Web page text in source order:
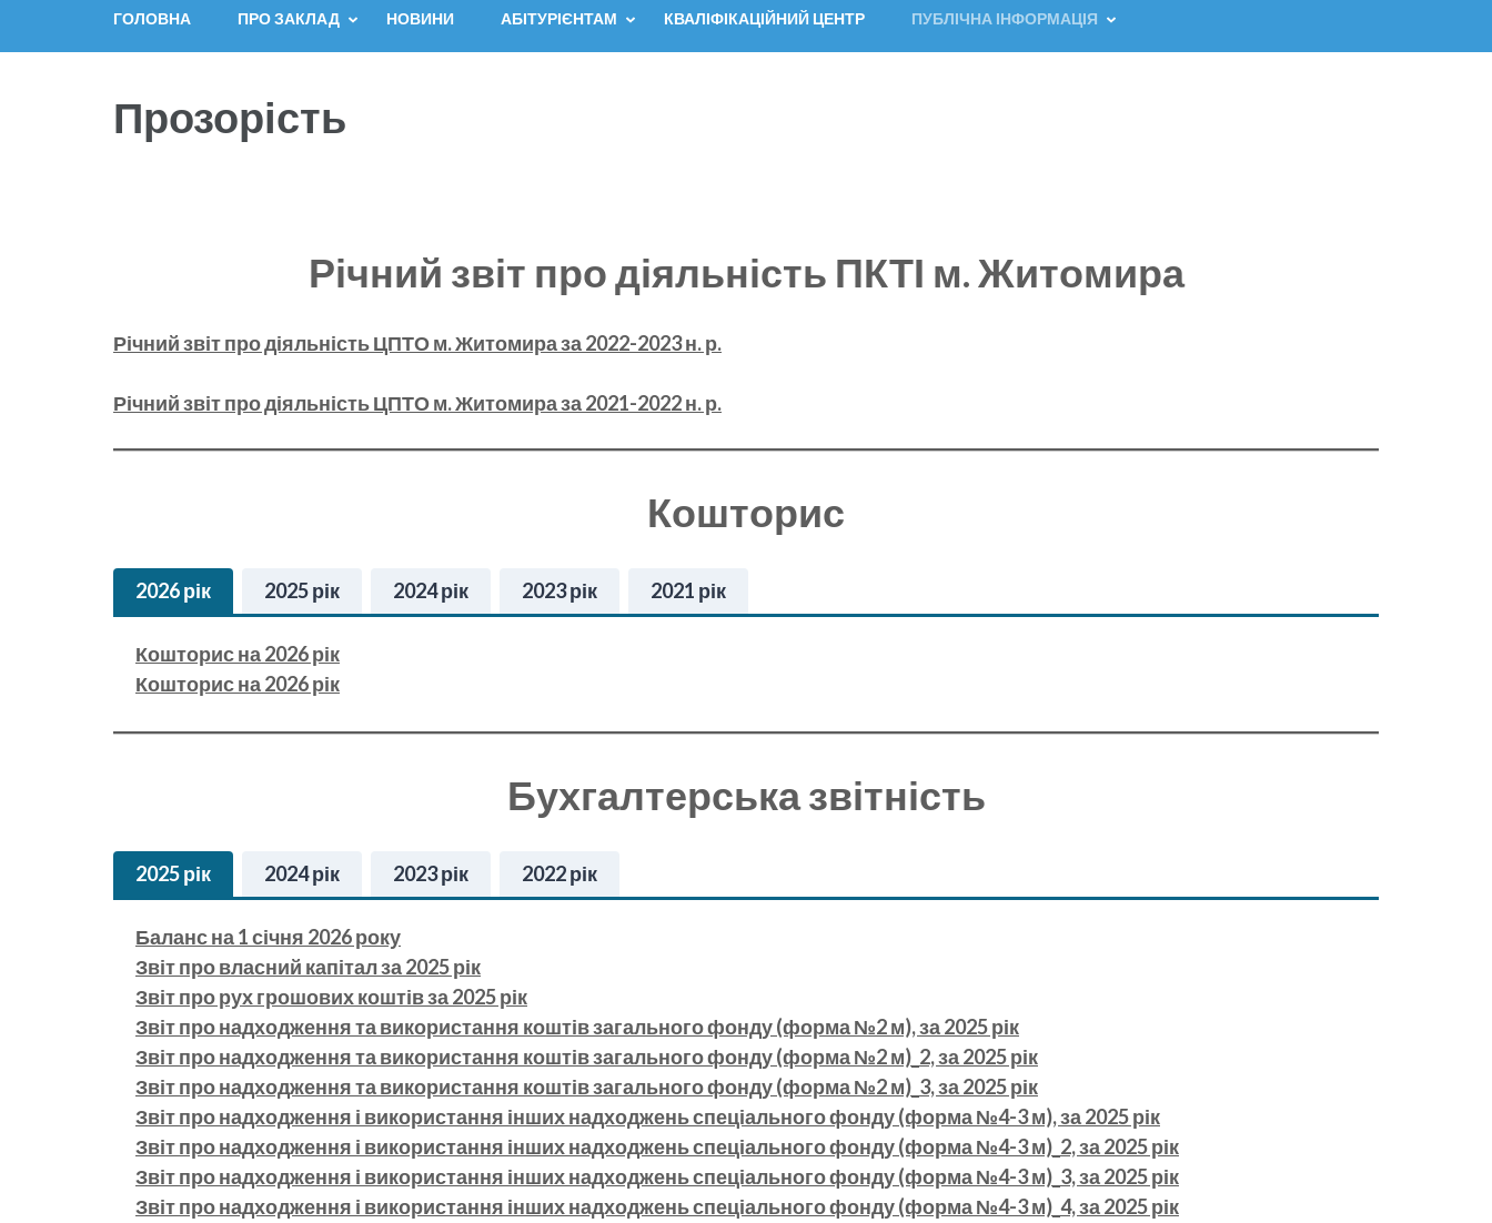
ГОЛОВНА ПРО ЗАКЛАД НОВИНИ АБІТУРІЄНТАМ КВАЛІФІКАЦІЙНИЙ ЦЕНТР ПУБЛІЧНА ІНФОРМАЦІЯ
Прозорість
Річний звіт про діяльність ПКТІ м. Житомира
Річний звіт про діяльність ЦПТО м. Житомира за 2022-2023 н. р.
Річний звіт про діяльність ЦПТО м. Житомира за 2021-2022 н. р.
Кошторис
2026 рік 2025 рік 2024 рік 2023 рік 2021 рік
Кошторис на 2026 рік
Кошторис на 2026 рік
Бухгалтерська звітність
2025 рік 2024 рік 2023 рік 2022 рік
Баланс на 1 січня 2026 року
Звіт про власний капітал за 2025 рік
Звіт про рух грошових коштів за 2025 рік
Звіт про надходження та використання коштів загального фонду (форма №2 м), за 2025 рік
Звіт про надходження та використання коштів загального фонду (форма №2 м)_2, за 2025 рік
Звіт про надходження та використання коштів загального фонду (форма №2 м)_3, за 2025 рік
Звіт про надходження і використання інших надходжень спеціального фонду (форма №4-3 м), за 2025 рік
Звіт про надходження і використання інших надходжень спеціального фонду (форма №4-3 м)_2, за 2025 рік
Звіт про надходження і використання інших надходжень спеціального фонду (форма №4-3 м)_3, за 2025 рік
Звіт про надходження і використання інших надходжень спеціального фонду (форма №4-3 м)_4, за 2025 рік